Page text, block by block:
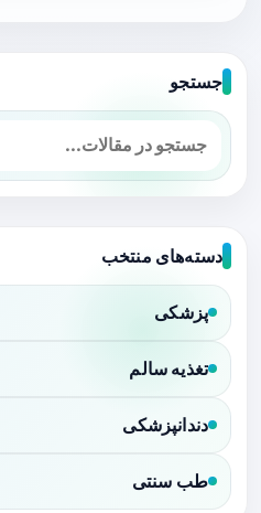
جستجو
دسته‌های منتخب
پزشکی
تغذیه سالم
دندانپزشکی
طب سنتی